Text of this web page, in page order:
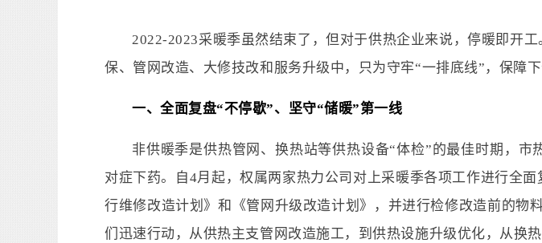
2022-2023采暖季虽然结束了，但对于供热企业来说，停暖即开
保、管网改造、大修技改和服务升级中，只为守牢“一排底线”，保障
一、全面复盘“不停歇”、坚守“储暖”第一线
非供暖季是供热管网、换热站等供热设备“体检”的最佳时期，
对症下药。自4月起，权属两家热力公司对上采暖季各项工作进行全
行维修改造计划》和《管网升级改造计划》，并进行检修改造前的物
们迅速行动，从供热主支管网改造施工，到供热设施升级优化，从换